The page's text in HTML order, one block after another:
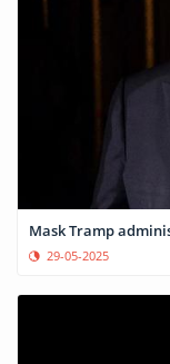
Mask Tramp
29-05-2025